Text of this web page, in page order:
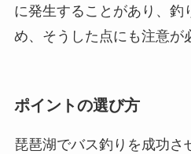
に発生することがあり、釣
め、そうした点にも注意が
ポイントの選び方
琵琶湖でバス釣りを成功さ